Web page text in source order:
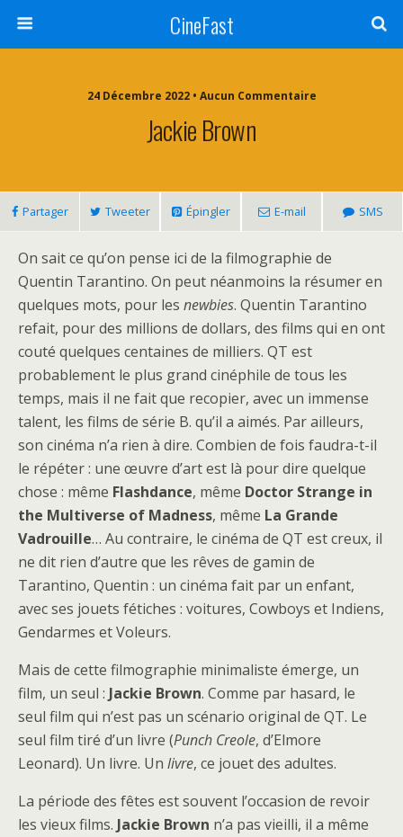
CineFast
24 Décembre 2022 • Aucun Commentaire
Jackie Brown
Partager Tweeter Épingler E-mail SMS
On sait ce qu’on pense ici de la filmographie de
Quentin Tarantino. On peut néanmoins la résumer en
quelques mots, pour les newbies. Quentin Tarantino
refait, pour des millions de dollars, des films qui en ont
couté quelques centaines de milliers. QT est
probablement le plus grand cinéphile de tous les
temps, mais il ne fait que recopier, avec un immense
talent, les films de série B. qu’il a aimés. Par ailleurs,
son cinéma n’a rien à dire. Combien de fois faudra-t-il
le répéter : une œuvre d’art est là pour dire quelque
chose : même Flashdance, même Doctor Strange in
the Multiverse of Madness, même La Grande
Vadrouille… Au contraire, le cinéma de QT est creux, il
ne dit rien d’autre que les rêves de gamin de
Tarantino, Quentin : un cinéma fait par un enfant,
avec ses jouets fétiches : voitures, Cowboys et Indiens,
Gendarmes et Voleurs.
Mais de cette filmographie minimaliste émerge, un
film, un seul : Jackie Brown. Comme par hasard, le
seul film qui n’est pas un scénario original de QT. Le
seul film tiré d’un livre (Punch Creole, d’Elmore
Leonard). Un livre. Un livre, ce jouet des adultes.
La période des fêtes est souvent l’occasion de revoir
les vieux films. Jackie Brown n’a pas vieilli, il a même